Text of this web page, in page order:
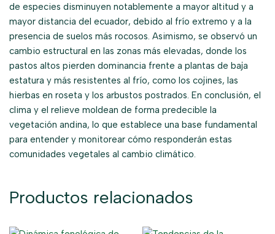
de especies disminuyen notablemente a mayor altitud y a
mayor distancia del ecuador, debido al frío extremo y a la
presencia de suelos más rocosos. Asimismo, se observó un
cambio estructural en las zonas más elevadas, donde los
pastos altos pierden dominancia frente a plantas de baja
estatura y más resistentes al frío, como los cojines, las
hierbas en roseta y los arbustos postrados. En conclusión, el
clima y el relieve moldean de forma predecible la
vegetación andina, lo que establece una base fundamental
para entender y monitorear cómo responderán estas
comunidades vegetales al cambio climático.
Productos relacionados